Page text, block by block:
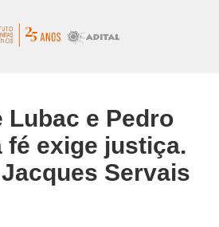
Lubac e Pedro
fé exige justiça.
Servais